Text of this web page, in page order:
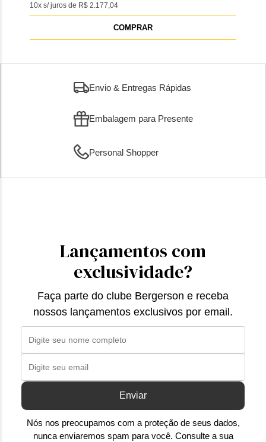
10x s/ juros de R$ 2.177,04
COMPRAR
Envio & Entregas Rápidas
Embalagem para Presente
Personal Shopper
Lançamentos com
exclusividade?
Faça parte do clube Bergerson e receba
nossos lançamentos exclusivos por email.
Enviar
Nós nos preocupamos com a proteção de seus dados,
nunca enviaremos spam para você. Consulte a sua